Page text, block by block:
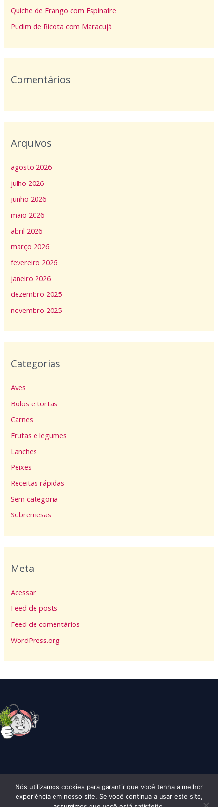
p
o
:
Quiche de Frango com Espinafre
Pudim de Ricota com Maracujá
Comentários
Arquivos
agosto 2026
julho 2026
junho 2026
maio 2026
abril 2026
março 2026
fevereiro 2026
janeiro 2026
dezembro 2025
novembro 2025
Categorias
Aves
Bolos e tortas
Carnes
Frutas e legumes
Lanches
Peixes
Receitas rápidas
Sem categoria
Sobremesas
Meta
Acessar
Feed de posts
Feed de comentários
WordPress.org
Copyright © 2026 Alhocomalecrim | Todos os Direitos Reserados
Nós utilizamos cookies para garantir que você tenha a melhor
experiência em nosso site. Se você continua a usar este site,